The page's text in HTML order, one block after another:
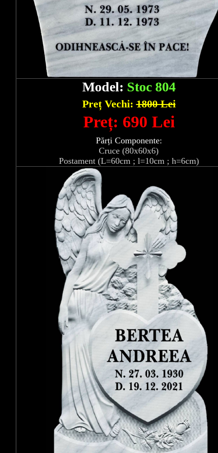
Model: Stoc 804
Preț Vechi:1800 Lei
Preț: 690 Lei
Părți Componente:
Cruce (80x60x6)
Postament (L=60cm ; l=10cm ; h=6cm)